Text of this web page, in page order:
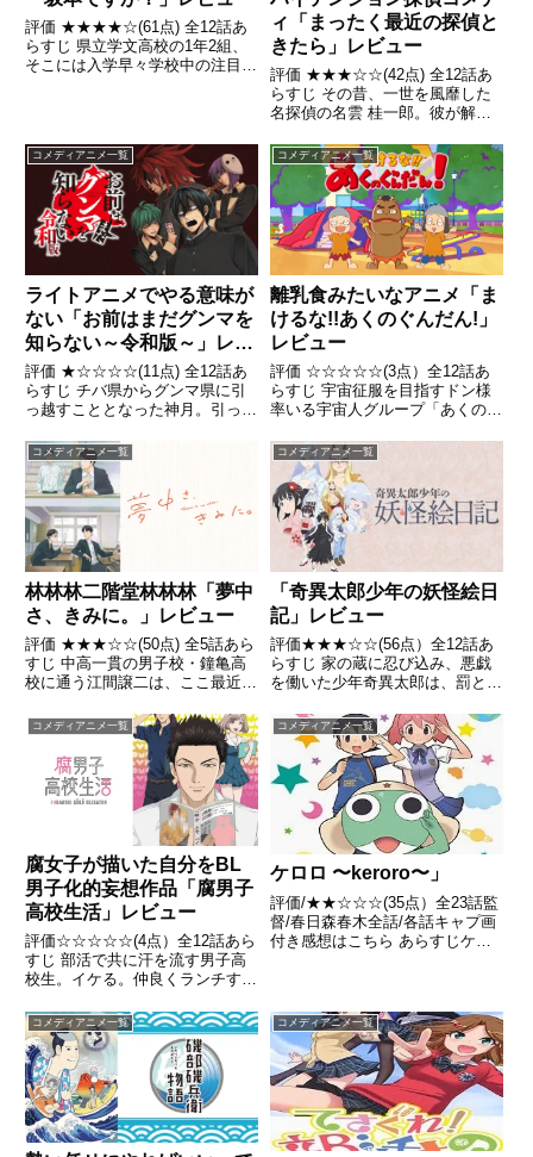
評価 ★★★★☆(61点) 全12話あ
らすじ 県立学文高校の1年2組、
そこには入学早々学校中の注目を
Wikipedia
ィ「まったく最近の探偵と
きたら」レビュー
評価 ★★★☆☆(42点) 全12話あ
らすじ その昔、一世を風靡した
名探偵の名雲 桂一郎。彼が解決
今では元名探偵。 引用-
Wikipedia
コメディアニメ一覧
ライトアニメでやる意味が
ない「お前はまだグンマを
知らない～令和版～」レビ
ュー
評価 ★☆☆☆☆(11点) 全12話あ
らすじ チバ県からグンマ県に引
っ越すこととなった神月。引っ越
友、轟へ連絡するが、 引用-
Wikipedia
コメディアニメ一覧
離乳食みたいなアニメ「ま
けるな!!あくのぐんだん!」
レビュー
評価 ☆☆☆☆☆(3点）全12話あ
らすじ 宇宙征服を目指すドン様
率いる宇宙人グループ「あくのぐ
のための行動を開始する引用 -
Wikipedia
コメディアニメ一覧
林林林二階堂林林林「夢中
さ、きみに。」レビュー
評価 ★★★☆☆(50点) 全5話あら
すじ 中高一貫の男子校・鐘亀高
校に通う江間譲二は、ここ最近、
から変な絡まれ方をされている。
引用- Wikipedia
コメディアニメ一覧
「奇異太郎少年の妖怪絵日
記」レビュー
評価★★★☆☆(56点）全12話あ
らすじ 家の蔵に忍び込み、悪戯
を働いた少年奇異太郎は、罰とし
願の一人暮らしと気分を変えよう
とした彼は、そこで一人の少女と
出会った。彼女は自分を「離れの
主」と名乗る。引用 - W...
コメディアニメ一覧
腐女子が描いた自分をBL
男子化的妄想作品「腐男子
高校生活」レビュー
評価☆☆☆☆☆(4点）全12話あら
すじ 部活で共に汗を流す男子高
校生。イケる。仲良くランチする
ボルトとナット。うーん、イケ
る！ つまりBLなら何でも！おい
しい！引用 - Wikipedia
コメディアニメ一覧
ケロロ 〜keroro〜」
評価/★★☆☆☆(35点）全23話監
督/春日森春木全話/各話キャプ画
付き感想はこちら あらすじケロ
ラッシュアニメーションとして新
プロジェクトを始動。...
コメディアニメ一覧 コメディアニメ一覧